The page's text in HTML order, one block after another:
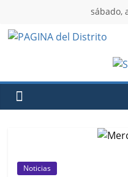
sábado,
Noticias